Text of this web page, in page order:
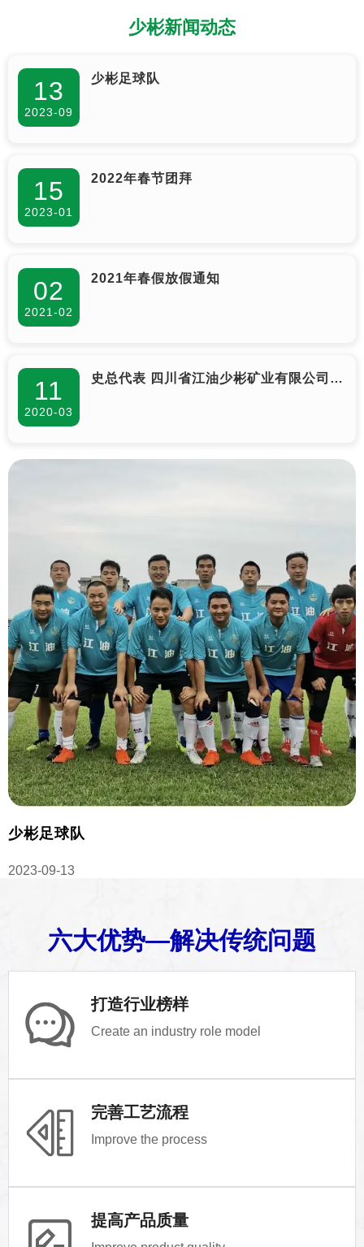
少彬新闻动态
13
2023-09
少彬足球队
15
2023-01
2022年春节团拜
02
2021-02
2021年春假放假通知
11
2020-03
史总代表 四川省江油少彬矿业有限公司
少彬足球队
2023-09-13
六大优势—解决传统问题
打造行业榜样
Create an industry role model
完善工艺流程
Improve the process
提高产品质量